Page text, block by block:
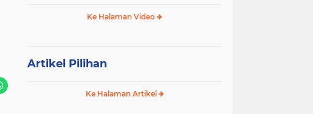
Ke Halaman Video
Artikel Pilihan
Ke Halaman Artikel